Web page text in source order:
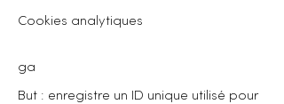
Cookies analytiques
ga
But : enregistre un ID unique utilisé pour